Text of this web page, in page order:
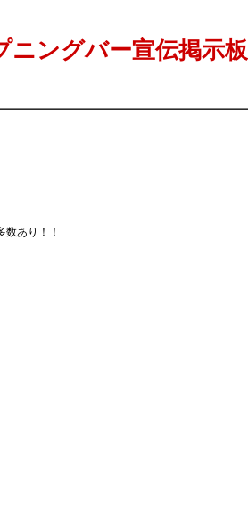
ニングバー宣伝掲示板
あり！！